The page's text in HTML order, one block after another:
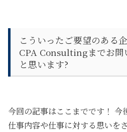
こういったご要望のある
CPA Consultingまでお問
と思います?
今回の記事はここまでです！ 今
仕事内容や仕事に対する思いを